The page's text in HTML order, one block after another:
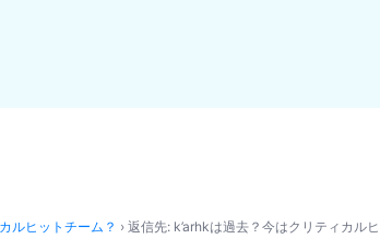
ルヒットチーム？ › 返信先: k’arhkは過去？今はクリティカル